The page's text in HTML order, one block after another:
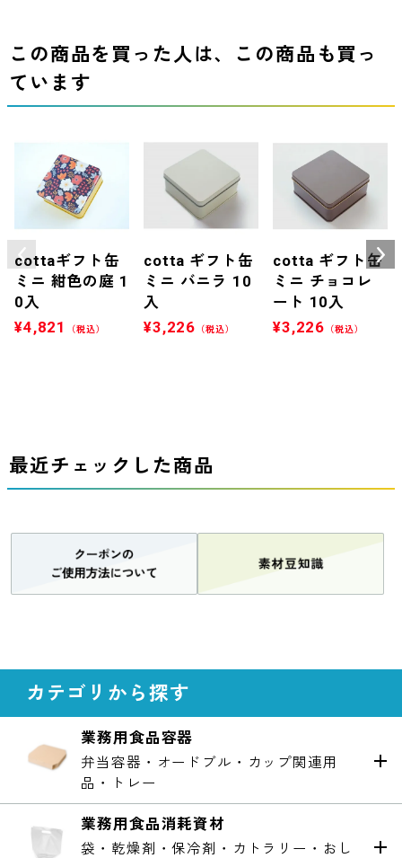
この商品を買った人は、この商品も買っ
ています
cottaギフト缶
ミニ 紺色の庭 1
0入
¥4,821 （税込）
cotta ギフト缶
ミニ バニラ 10
入
¥3,226 （税込）
cotta ギフト缶
ミニ チョコレ
ート 10入
¥3,226 （税込）
最近チェックした商品
カテゴリから探す
業務用食品容器
弁当容器・オードブル・カップ関連用
品・トレー
業務用食品消耗資材
袋・乾燥剤・保冷剤・カトラリー・おし